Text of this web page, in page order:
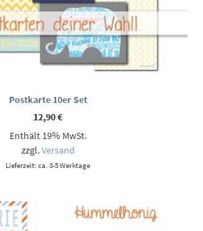
Postkarte 10er Set
12,90€
Enthält 19% MwSt.
zzgl.Versand
Lieferzeit: ca. 3-5 Werktage